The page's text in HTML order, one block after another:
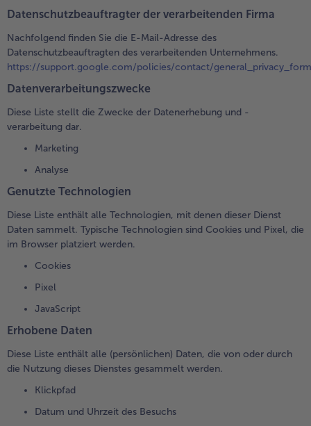
Datenschutzbeauftragter der verarbeitenden Firma
Nachfolgend finden Sie die E-Mail-Adresse des
Datenschutzbeauftragten des verarbeitenden Unternehmens.
https://support.google.com/policies/contact/general_privacy_form
Datenverarbeitungszwecke
Diese Liste stellt die Zwecke der Datenerhebung und -
verarbeitung dar.
Marketing
Analyse
Genutzte Technologien
Diese Liste enthält alle Technologien, mit denen dieser Dienst
Daten sammelt. Typische Technologien sind Cookies und Pixel, die
im Browser platziert werden.
Cookies
Pixel
JavaScript
Erhobene Daten
Diese Liste enthält alle (persönlichen) Daten, die von oder durch
die Nutzung dieses Dienstes gesammelt werden.
Klickpfad
Datum und Uhrzeit des Besuchs